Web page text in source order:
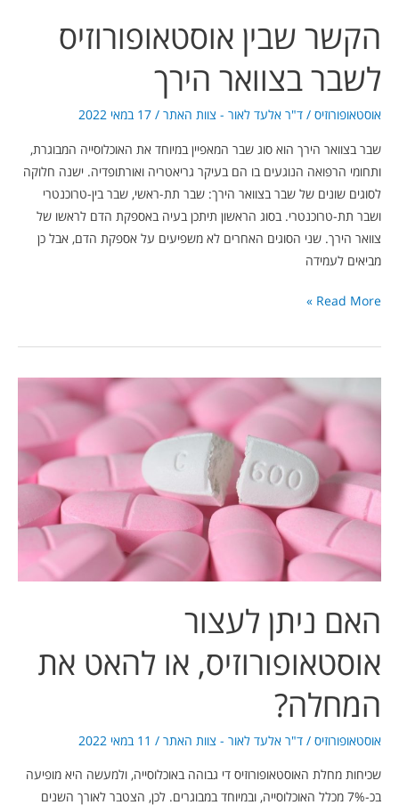
הקשר שבין אוסטאופורוזיס
לשבר בצוואר הירך
אוסטאופורוזיס / ד"ר אלעד לאור - צוות האתר / 17 במאי 2022
שבר בצוואר הירך הוא סוג שבר המאפיין במיוחד את האוכלוסייה המבוגרת,
ותחומי הרפואה הנוגעים בו הם בעיקר גריאטריה ואורתופדיה. ישנה חלוקה
לסוגים שונים של שבר בצוואר הירך: שבר תת-ראשי, שבר בין-טרוכנטרי
ושבר תת-טרוכנטרי. בסוג הראשון תיתכן בעיה באספקת הדם לראשו של
צוואר הירך. שני הסוגים האחרים לא משפיעים על אספקת הדם, אבל כן
מביאים לעמידה
Read More »
האם ניתן לעצור
אוסטאופורוזיס, או להאט את
המחלה?
אוסטאופורוזיס / ד"ר אלעד לאור - צוות האתר / 11 במאי 2022
שכיחות מחלת האוסטאופורוזיס די גבוהה באוכלוסייה, ולמעשה היא מופיעה
בכ-7% מכלל האוכלוסייה, ובמיוחד במבוגרים. לכן, הצטבר לאורך השנים
ניתן
אוסטאופורוזיס,
או
להאט
את